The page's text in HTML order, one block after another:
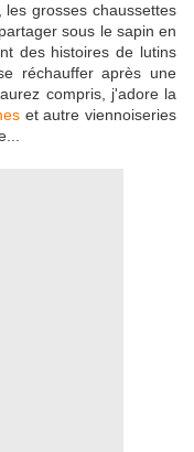
grosses chaussettes
sous le sapin en
des histoires de lutins
réchauffer après une
compris, j'adore la
et autre viennoiseries